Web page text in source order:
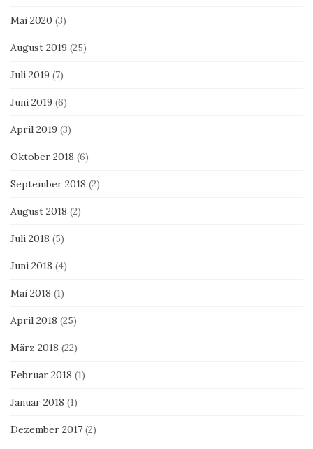
Mai 2020 (3)
August 2019 (25)
Juli 2019 (7)
Juni 2019 (6)
April 2019 (3)
Oktober 2018 (6)
September 2018 (2)
August 2018 (2)
Juli 2018 (5)
Juni 2018 (4)
Mai 2018 (1)
April 2018 (25)
März 2018 (22)
Februar 2018 (1)
Januar 2018 (1)
Dezember 2017 (2)